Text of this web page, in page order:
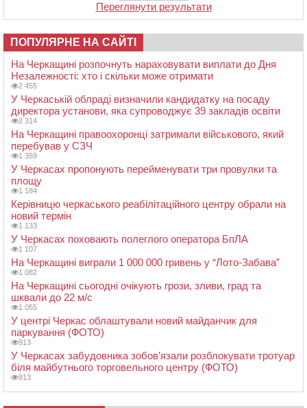
Переглянути результати
ПОПУЛЯРНЕ НА САЙТІ
На Черкащині розпочнуть нараховувати виплати до Дня
Незалежності: хто і скільки може отримати
2 455
У Черкаській облраді визначили кандидатку на посаду
директора установи, яка супроводжує 39 закладів освіти
2 314
На Черкащині правоохоронці затримали військового, який
перебував у СЗЧ
1 359
У Черкасах пропонують перейменувати три провулки та
площу
1 184
Керівницю черкаського реабілітаційного центру обрали на
новий термін
1 133
У Черкасах поховають полеглого оператора БпЛА
1 107
На Черкащині виграли 1 000 000 гривень у “Лото-Забава”
1 082
На Черкащині сьогодні очікують грози, зливи, град та
шквали до 22 м/с
1 055
У центрі Черкас облаштували новий майданчик для
паркування (ФОТО)
913
У Черкасах забудовника зобов’язали розблокувати тротуар
біля майбутнього торговельного центру (ФОТО)
913